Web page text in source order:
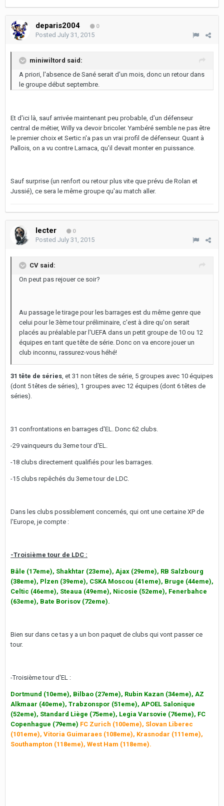
deparis2004 0
Posted July 31, 2015
miniwiltord said:
A priori, l'absence de Sané serait d'un mois, donc un retour dans
le groupe début septembre.
Et d'ici là, sauf arrivée maintenant peu probable, d'un défenseur
central de métier, Willy va devoir bricoler. Yambéré semble ne pas être
le premier choix et Sertic n'a pas un vrai profil de défenseur. Quant à
Pallois, on a vu contre Larnaca, qu'il devait monter en puissance.
Sauf surprise (un renfort ou retour plus vite que prévu de Rolan et
Jussié), ce sera le même groupe qu'au match aller.
lecter 0
Posted July 31, 2015
CV said:
On peut pas rejouer ce soir?
Au passage le tirage pour les barrages est du même genre que
celui pour le 3ème tour préliminaire, c'est à dire qu'on serait
placés au préalable par l'UEFA dans un petit groupe de 10 ou 12
équipes en tant que tête de série. Donc on va encore jouer un
club inconnu, rassurez-vous héhé!
31 tête de séries, et 31 non têtes de série, 5 groupes avec 10 équipes
(dont 5 têtes de séries), 1 groupes avec 12 équipes (dont 6 têtes de
séries).
31 confrontations en barrages d'EL. Donc 62 clubs.
-29 vainqueurs du 3eme tour d'EL.
-18 clubs directement qualifiés pour les barrages.
-15 clubs repêchés du 3eme tour de LDC.
Dans les clubs possiblement concernés, qui ont une certaine XP de
l'Europe, je compte :
-Troisième tour de LDC :
Bâle (17eme), Shakhtar (23eme), Ajax (29eme), RB Salzbourg
(38eme), Plzen (39eme), CSKA Moscou (41eme), Bruge (44eme),
Celtic (46eme), Steaua (49eme), Nicosie (52eme), Fenerbahce
(63eme), Bate Borisov (72eme).
Bien sur dans ce tas y a un bon paquet de clubs qui vont passer ce
tour.
-Troisième tour d'EL :
Dortmund (10eme), Bilbao (27eme), Rubin Kazan (34eme), AZ
Alkmaar (40eme), Trabzonspor (51eme), APOEL Salonique
(52eme), Standard Liège (75eme), Legia Varsovie (76eme), FC
Copenhague (79eme) FC Zurich (100eme), Slovan Liberec
(101eme), Vitoria Guimaraes (108eme), Krasnodar (111eme),
Southampton (118eme), West Ham (118eme).